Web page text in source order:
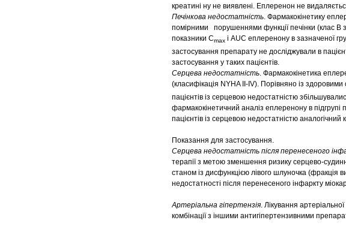
креатині ну не виявлені. Еплеренон не
Печінкова недостатність . Фармакокінетику
помірними порушеннями функції печінки (клас В
показники Cmax і AUC еплеренону в зазначеної
застосування препарату не досліджували в
застосування у таких пацієнтів.
Серцева недостатність. Фармакокінетика
(класифікація NYHA II-IV). Порівняно із здоровими
пацієнтів із серцевою недостатністю
фармакокінетичний аналіз еплеренону в підгрупі
пацієнтів із серцевою недостатністю аналогічний
Показання для застосування.
Серцева недостатність після перенесеного
терапії з метою зменшення ризику серцево-
станом із дисфункцією лівого шлуночка (фракція
недостатності після перенесеного інфаркту
Артеріальна гіпертензія. Лікування
комбінації з іншими антигіпертензивними